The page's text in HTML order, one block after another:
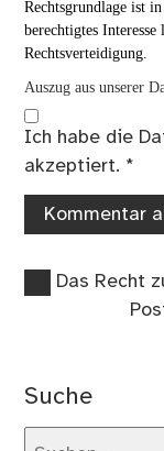
Rechtsgrundlage ist
berechtigtes
Rechtsverteidigung.
Auszug aus unserer
Ich habe die
akzeptiert. *
Vorheriger
Das Recht
Suche